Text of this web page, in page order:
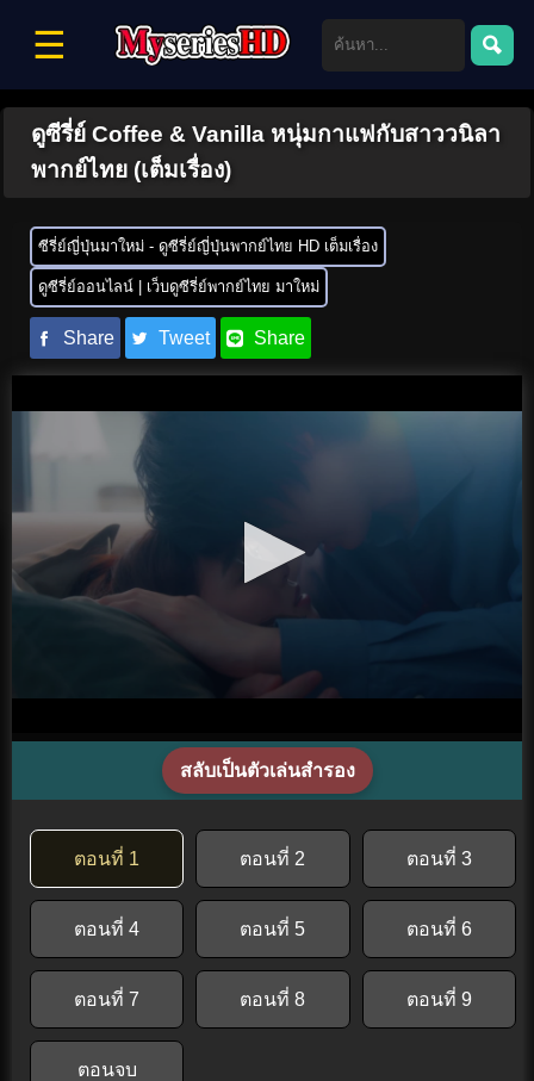
☰
ดูซีรี่ย์ Coffee & Vanilla หนุ่มกาแฟกับสาววนิลา
พากย์ไทย (เต็มเรื่อง)
ซีรี่ย์ญี่ปุ่นมาใหม่ - ดูซีรี่ย์ญี่ปุ่นพากย์ไทย HD เต็มเรื่อง
ดูซีรี่ย์ออนไลน์ | เว็บดูซีรี่ย์พากย์ไทย มาใหม่
Share Tweet Share
สลับเป็นตัวเล่นสำรอง
ตอนที่ 1 ตอนที่ 2 ตอนที่ 3
ตอนที่ 4 ตอนที่ 5 ตอนที่ 6
ตอนที่ 7 ตอนที่ 8 ตอนที่ 9
ตอนจบ